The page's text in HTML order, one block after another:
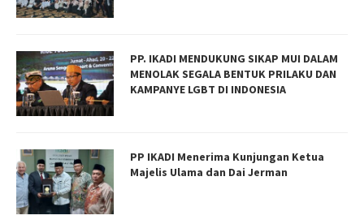
PP. IKADI MENDUKUNG SIKAP MUI DALAM
MENOLAK SEGALA BENTUK PRILAKU DAN
KAMPANYE LGBT DI INDONESIA
PP IKADI Menerima Kunjungan Ketua
Majelis Ulama dan Dai Jerman